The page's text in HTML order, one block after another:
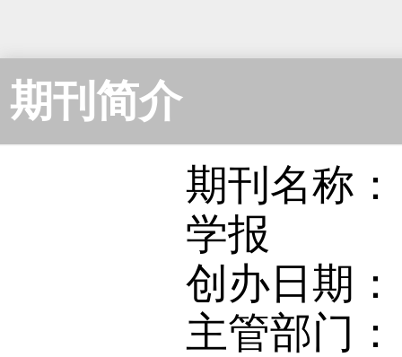
期刊简介
期刊名称
学报
创办日期
主管部门